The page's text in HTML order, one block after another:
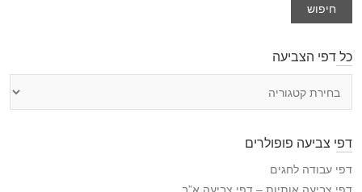
חיפוש
כל דפי הצביעה
י
ה
צ
דפי צביעה פופולרים
דפי עבודה לחגים
דפי צביעה אותיות – דפי צביעה א”ב